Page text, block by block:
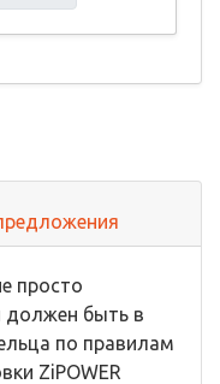
просто
должен быть в
по правилам
ZiPOWER